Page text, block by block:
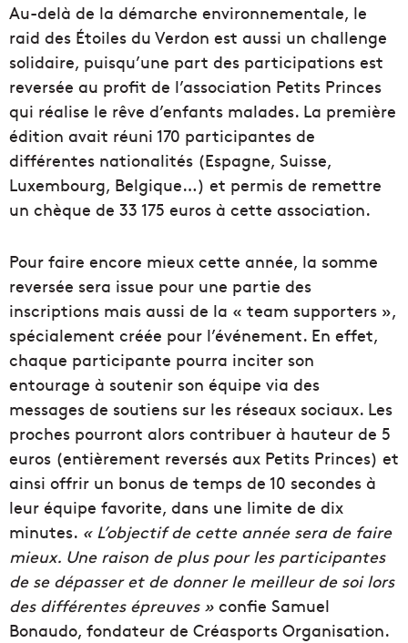
Au-delà de la démarche environnementale, le
raid des Étoiles du Verdon est aussi un challenge
solidaire, puisqu’une part des participations est
reversée au profit de l’association Petits Princes
qui réalise le rêve d’enfants malades. La première
édition avait réuni 170 participantes de
différentes nationalités (Espagne, Suisse,
Luxembourg, Belgique…) et permis de remettre
un chèque de 33 175 euros à cette association.
Pour faire encore mieux cette année, la somme
reversée sera issue pour une partie des
inscriptions mais aussi de la « team supporters »,
spécialement créée pour l’événement. En effet,
chaque participante pourra inciter son
entourage à soutenir son équipe via des
messages de soutiens sur les réseaux sociaux. Les
proches pourront alors contribuer à hauteur de 5
euros (entièrement reversés aux Petits Princes) et
ainsi offrir un bonus de temps de 10 secondes à
leur équipe favorite, dans une limite de dix
minutes. « L’objectif de cette année sera de faire
mieux. Une raison de plus pour les participantes
de se dépasser et de donner le meilleur de soi lors
des différentes épreuves » confie Samuel
Bonaudo, fondateur de Créasports Organisation.